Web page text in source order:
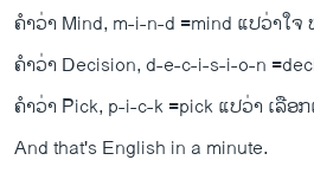
ຄຳ​ວ່າ Mind, m-i-n-d =mind ແປ​ວ່າ​ໃຈ
ຄຳ​ວ່າ Decision, d-e-c-i-s-i-o-n
ຄຳ​ວ່າ Pick, p-i-c-k =pick ແປ​ວ່າ ເລືອກ​
And that's English in a minute.